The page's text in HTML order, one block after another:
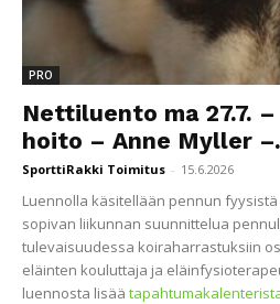
PRO
Nettiluento ma 27.7.
hoito – Anne Myller
SporttiRakki Toimitus - 15.6.2026
Luennolla käsitellään pennun
sopivan liikunnan suunnittelua
tulevaisuudessa koiraharrastuksiin
eläinten kouluttaja ja
luennosta lisää